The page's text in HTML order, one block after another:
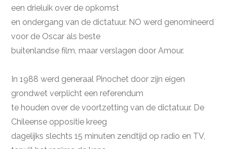
een drieluik over de opkomst
en ondergang van de dictatuur. NO werd genomineerd
voor de Oscar als beste
buitenlandse film, maar verslagen door Amour.
In 1988 werd generaal Pinochet door zijn eigen
grondwet verplicht een referendum
te houden over de voortzetting van de dictatuur. De
Chileense oppositie kreeg
dagelijks slechts 15 minuten zendtijd op radio en TV,